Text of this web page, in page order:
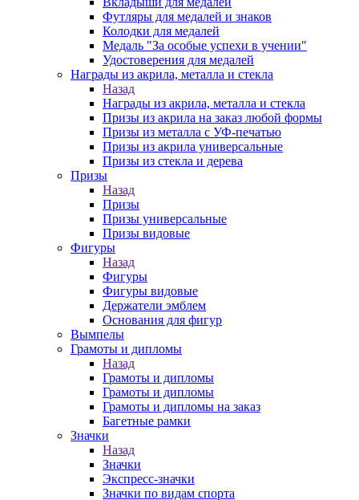
Футляры для медалей и знаков
Колодки для медалей
Медаль "За особые успехи в учении"
Удостоверения для медалей
Награды из акрила, металла и стекла
Назад
Награды из акрила, металла и стекла
Призы из акрила на заказ любой формы
Призы из металла с УФ-печатью
Призы из акрила универсальные
Призы из стекла и дерева
Призы
Назад
Призы
Призы универсальные
Призы видовые
Фигуры
Назад
Фигуры
Фигуры видовые
Держатели эмблем
Основания для фигур
Вымпелы
Грамоты и дипломы
Назад
Грамоты и дипломы
Грамоты и дипломы
Грамоты и дипломы на заказ
Багетные рамки
Значки
Назад
Значки
Экспресс-значки
Значки по видам спорта